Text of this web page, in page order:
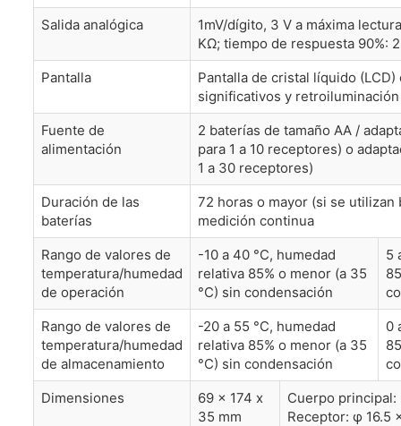
Salida analógica
1mV/dígito, 3 V a máxima
KΩ; tiempo de respuesta 90%:
Pantalla
Pantalla de cristal líquido
significativos y
Fuente de
alimentación
2 baterías de tamaño AA /
para 1 a 10 receptores) o
1 a 30 receptores)
Duración de las
baterías
72 horas o mayor (si se utilizan
medición continua
Rango de valores de
temperatura/humedad
de operación
-10 a 40 °C, humedad
relativa 85% o menor (a 35
°C) sin condensación
5
Rango de valores de
temperatura/humedad
de almacenamiento
-20 a 55 °C, humedad
relativa 85% o menor (a 35
°C) sin condensación
0
Dimensiones
69 x 174 x
35 mm
Cuerpo principal:
Receptor: φ 16.5